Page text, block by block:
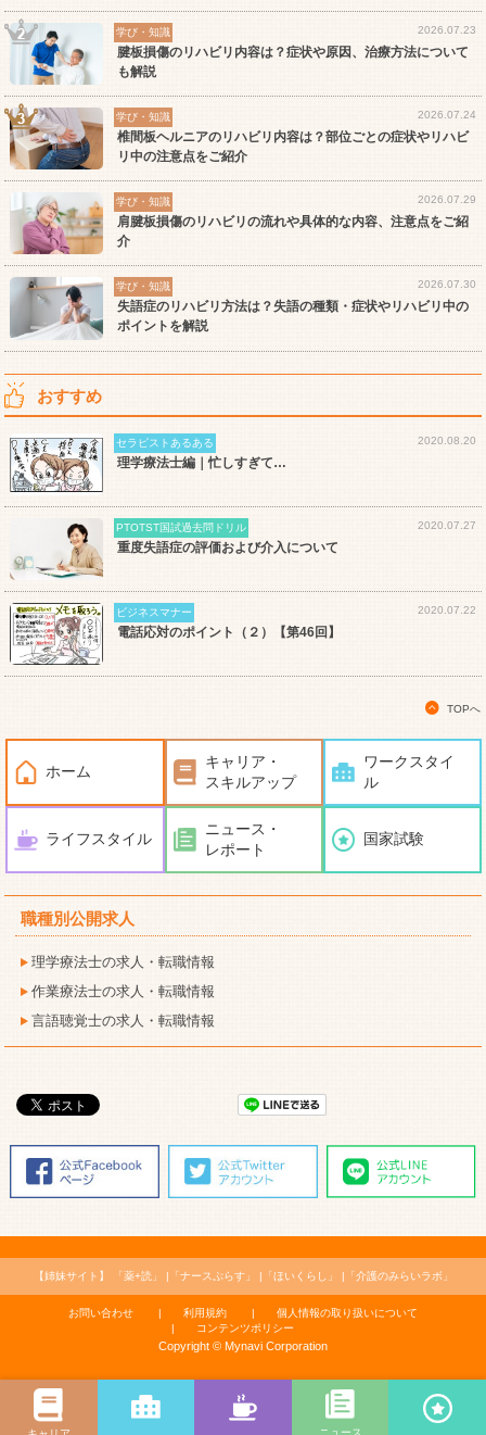
学び・知識 2026.07.23
腱板損傷のリハビリ内容は？症状や原因、治療方法について
も解説
学び・知識 2026.07.24
椎間板ヘルニアのリハビリ内容は？部位ごとの症状やリハビ
リ中の注意点をご紹介
学び・知識 2026.07.29
肩腱板損傷のリハビリの流れや具体的な内容、注意点をご紹
介
学び・知識 2026.07.30
失語症のリハビリ方法は？失語の種類・症状やリハビリ中の
ポイントを解説
おすすめ
セラピストあるある 2020.08.20
理学療法士編｜忙しすぎて…
PTOTST国試過去問ドリル 2020.07.27
重度失語症の評価および介入について
ビジネスマナー 2020.07.22
電話応対のポイント（２）【第46回】
TOPへ
ホーム
キャリア・
スキルアップ
ワークスタイ
ル
ライフスタイル
ニュース・
レポート
国家試験
職種別公開求人
理学療法士の求人・転職情報
作業療法士の求人・転職情報
言語聴覚士の求人・転職情報
【姉妹サイト】 「薬+読」 「ナースぷらす」 「ほいくらし」 「介護のみらいラボ」
お問い合わせ 利用規約
個人情報の取り扱いについて
コンテンツポリシー
Copyright © Mynavi Corporation
ニュース